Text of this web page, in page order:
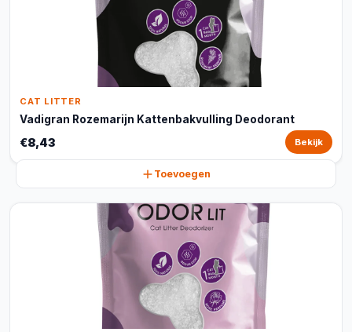
CAT LITTER
Vadigran Rozemarijn Kattenbakvulling Deodorant
€8,43 Bekijk
Toevoegen